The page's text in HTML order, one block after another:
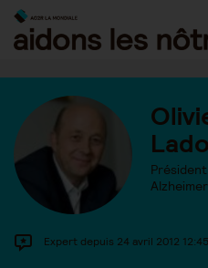
Skip
content
Alzheimer
Expert depuis 24 avril 2012 12:45